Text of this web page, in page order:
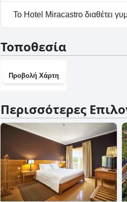
Όχι, δεν υπάρχουν
Το Hotel Miracastro διαθέτει
Τοποθεσία
Προβολή Χάρτη
Περισσότερες